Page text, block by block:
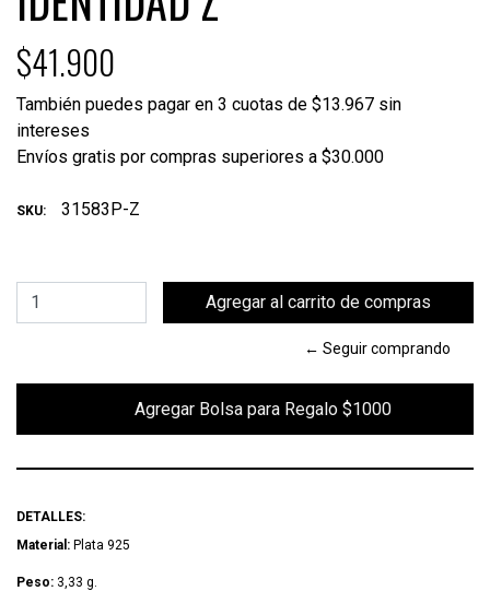
$41.900
También puedes pagar en 3 cuotas de $13.967 sin
intereses
Envíos gratis por compras superiores a $30.000
SKU: 31583P-Z
← Seguir comprando
DETALLES:
Material: Plata 925
Peso: 3,33 g.